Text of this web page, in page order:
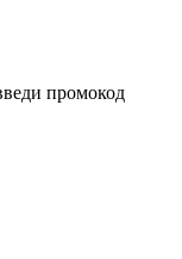
промокод